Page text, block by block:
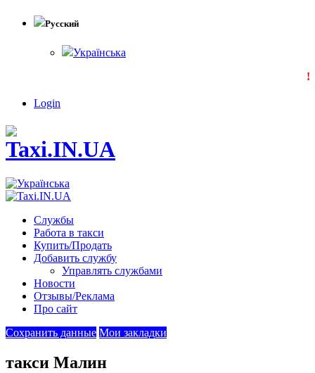
Русский
Українська
Login
Службы
Работа в такси
Купить/Продать
Добавить службу
Управлять службами
Новости
Отзывы/Реклама
Про сайт
Сохранить данные Мои закладки
такси Малин